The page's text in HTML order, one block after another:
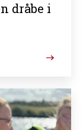
dråbe i